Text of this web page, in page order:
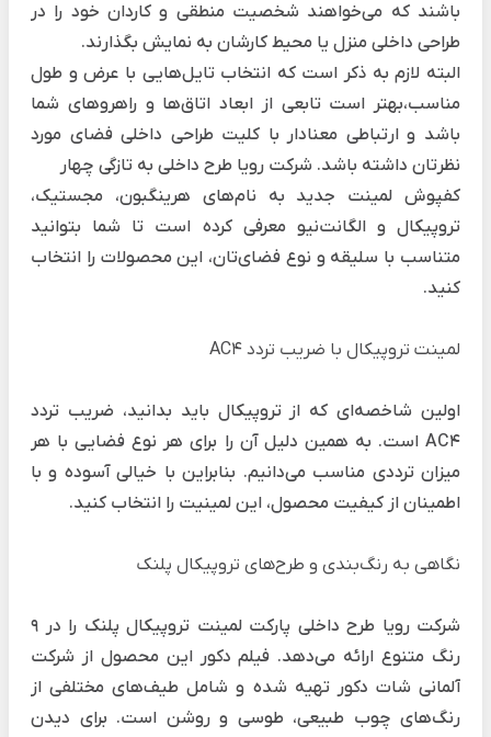
باشند که می‌خواهند شخصیت منطقی و کاردان خود را در
طراحی داخلی منزل یا محیط کارشان به نمایش بگذارند.
البته لازم به ذکر است که انتخاب تایل‌هایی با عرض و طول
مناسب،بهتر است تابعی از ابعاد اتاق‌ها و راهروهای شما
باشد و ارتباطی معنادار با کلیت طراحی داخلی فضای مورد
نظرتان داشته باشد. شرکت رویا طرح داخلی به تازگی چهار
کفپوش لمینت جدید به نام‌های هرینگبون، مجستیک،
تروپیکال و الگانت‌نیو معرفی کرده است تا شما بتوانید
متناسب با سلیقه و نوع فضای‌تان، این محصولات را انتخاب
کنید.
لمینت تروپیکال با ضریب تردد AC4
اولین شاخصه‌ای که از تروپیکال باید بدانید، ضریب تردد
AC4 است. به همین دلیل آن را برای هر نوع فضایی با هر
میزان ترددی مناسب می‌دانیم. بنابراین با خیالی آسوده و با
اطمینان از کیفیت محصول، این لمینیت را انتخاب کنید.
نگاهی به رنگ‌بندی و طرح‌های تروپیکال پلنک
شرکت رویا طرح داخلی پارکت لمینت تروپیکال پلنک را در 9
رنگ متنوع ارائه می‌دهد. فیلم دکور این محصول از شرکت
آلمانی شات دکور تهیه شده و شامل طیف‌های مختلفی از
رنگ‌های چوب طبیعی، طوسی و روشن است. برای دیدن